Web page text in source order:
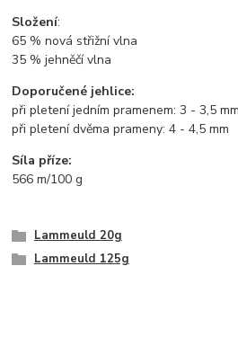
Složení:
65 % nová střižní vlna
35 % jehněčí vlna
Doporučené jehlice:
při pletení jedním pramenem: 3 - 3,5 mm
při pletení dvěma prameny: 4 - 4,5 mm
Síla příze:
566 m/100 g
Lammeuld 20g
Lammeuld 125g